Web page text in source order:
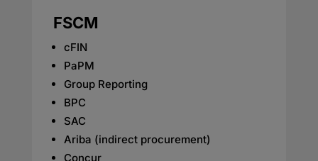
FSCM
cFIN
PaPM
Group Reporting
BPC
SAC
Ariba (indirect procurement)
Concur